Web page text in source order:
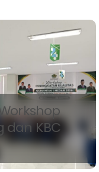
dan KBC